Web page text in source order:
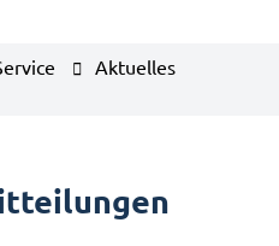
Aktuelles